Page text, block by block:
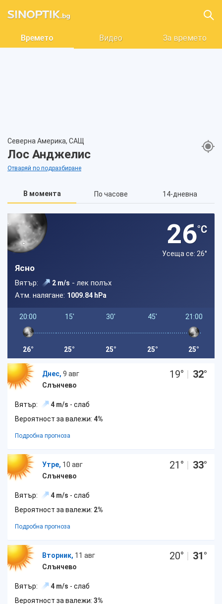
Времето Видео За времето
Северна Америка, САЩ
Лос Анджелис
Отваряй по подразбиране
В момента По часове 14-дневна
26°C
Усеща се: 26°
Ясно
Вятър: 2 m/s - лек полъх
Атм. налягане: 1009.84 hPa
20:00
26°
15'
25°
30'
25°
45'
25°
21:00
25°
Днес, 9 авг
Слънчево
19° | 32°
Вятър: 4 m/s - слаб
Вероятност за валежи: 4%
Подробна прогноза
Утре, 10 авг
Слънчево
21 ° | 33°
Вятър: 4 m/s - слаб
Вероятност за валежи: 2%
Подробна прогноза
Вторник, 11 авг
Слънчево
20° | 31°
Вятър: 4 m/s - слаб
Вероятност за валежи: 3%